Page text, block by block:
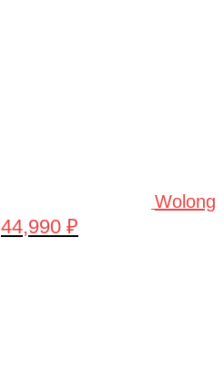
Wolong
Первоначальная
44,990 ₽